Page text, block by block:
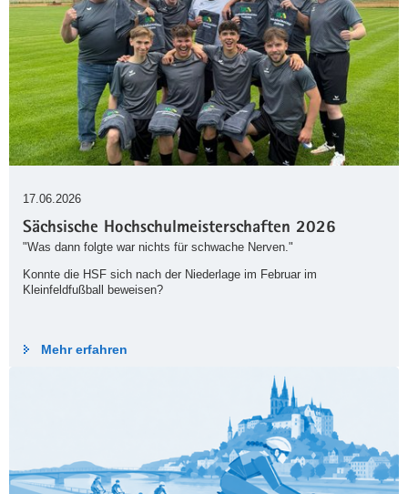
17.06.2026
Sächsische Hochschulmeisterschaften 2026
"Was dann folgte war nichts für schwache Nerven."
Konnte die HSF sich nach der Niederlage im Februar im
Kleinfeldfußball beweisen?
Mehr erfahren